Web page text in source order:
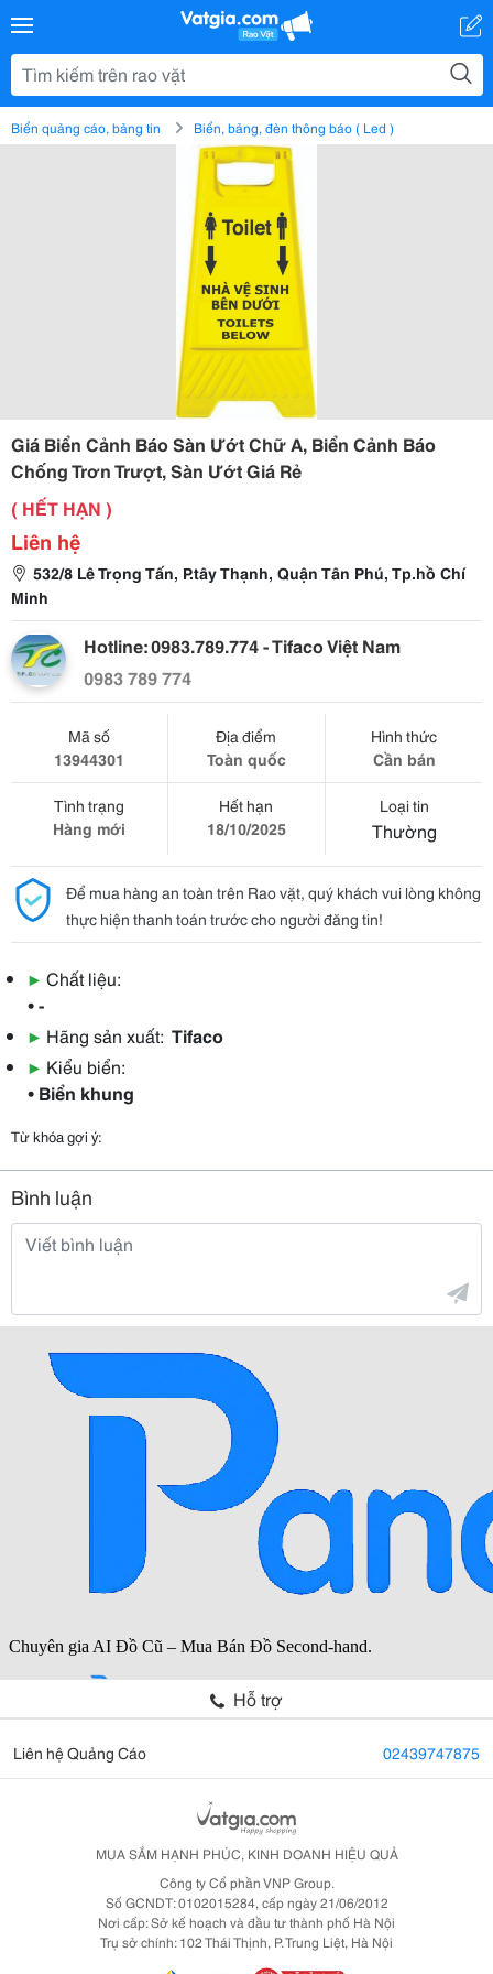
Biển quảng cáo, bảng tin Biển, bảng, đèn thông báo ( Led )
Giá Biển Cảnh Báo Sàn Ướt Chữ A, Biển Cảnh Báo
Chống Trơn Trượt, Sàn Ướt Giá Rẻ
( HẾT HẠN )
Liên hệ
532/8 Lê Trọng Tấn, P.tây Thạnh, Quận Tân Phú, Tp.hồ Chí
Minh
Hotline: 0983.789.774 - Tifaco Việt Nam
0983 789 774
Mã số
13944301
Địa điểm
Toàn quốc
Hình thức
Cần bán
Tình trạng
Hàng mới
Hết hạn
18/10/2025
Loại tin
Thường
Để mua hàng an toàn trên Rao vặt, quý khách vui lòng không
thực hiện thanh toán trước cho người đăng tin!
▶ Chất liệu:
• -
▶ Hãng sản xuất: Tifaco
▶ Kiểu biển:
• Biển khung
Từ khóa gợi ý:
Bình luận
Hỗ trợ
Liên hệ Quảng Cáo 02439747875
MUA SẮM HẠNH PHÚC, KINH DOANH HIỆU QUẢ
Công ty Cổ phần VNP Group.
Số GCNDT: 0102015284, cấp ngày 21/06/2012
Nơi cấp: Sở kế hoạch và đầu tư thành phố Hà Nội
Trụ sở chính: 102 Thái Thịnh, P. Trung Liệt, Hà Nội